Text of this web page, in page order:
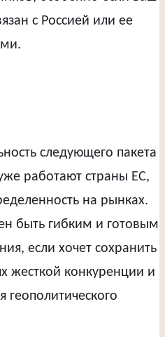
с Россией или ее
следующего пакета
работают страны ЕС,
на рынках.
быть гибким и готовым
если хочет сохранить
жесткой конкуренции и
геополитического